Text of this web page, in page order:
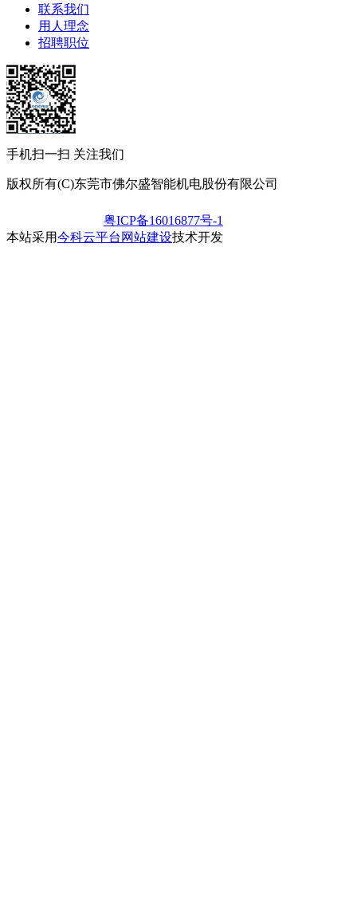
联系我们
用人理念
招聘职位
手机扫一扫 关注我们
版权所有(C)东莞市佛尔盛智能机电股份有限公司
粤ICP备16016877号-1
本站采用今科云平台网站建设技术开发